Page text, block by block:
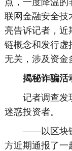
点，一度降温的
联网金融安全技
亮告诉记者，近
链概念和发行虚
无关，涉及资金
揭秘诈骗活动
记者调查发现
迷惑投资者。
——以区块链
方近期通报了一